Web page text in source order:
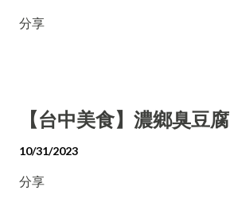
分享
【台中美食】濃鄉臭豆腐
10/31/2023
分享